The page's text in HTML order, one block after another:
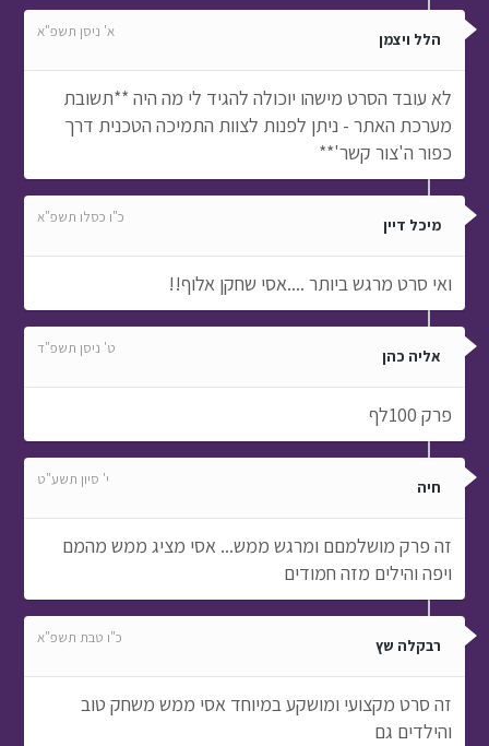
הלל ויצמן א' ניסן תשפ"א
לא עובד הסרט מישהו יוכולה להגיד לי מה היה **תשובת
מערכת האתר - ניתן לפנות לצוות התמיכה הטכנית דרך
כפור ה'צור קשר'**
מיכל דיין כ"ו כסלו תשפ"א
ואי סרט מרגש ביותר ....אסי שחקן אלוף!!
אליה כהן ט' ניסן תשפ"ד
פרק 100לף
חיה י' סיון תשע"ט
זה פרק מושלמםם ומרגש ממש... אסי מציג ממש מהמם
ויפה והילים מזה חמודים
רבקלה שץ כ"ו טבת תשפ"א
זה סרט מקצועי ומושקע במיוחד אסי ממש משחק טוב
והילדים גם